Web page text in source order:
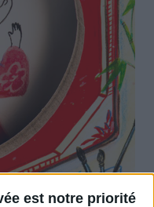
est notre priorité